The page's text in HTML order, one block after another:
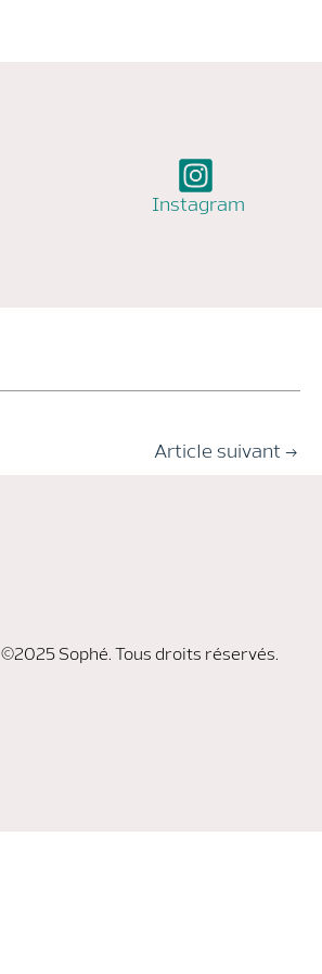
Instagram
Article suivant →
©2025 Sophé. Tous droits réservés.